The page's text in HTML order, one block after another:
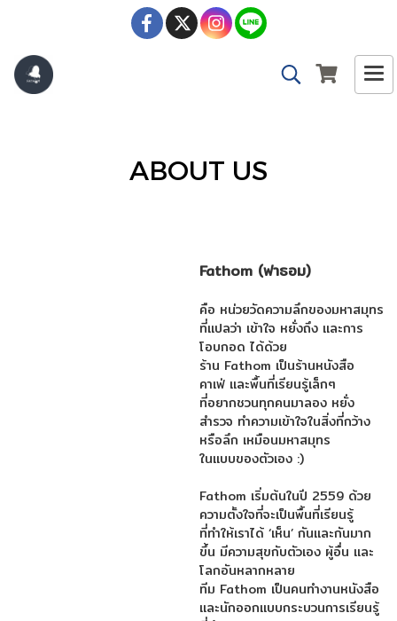
ABOUT US
Fathom (ฟาธอม)
คือ หน่วยวัดความลึกของมหาสมุทร
ที่แปลว่า เข้าใจ หยั่งถึง และการ
โอบกอด ได้ด้วย
ร้าน Fathom เป็นร้านหนังสือ
คาเฟ่ และพื้นที่เรียนรู้เล็กๆ
ที่อยากชวนทุกคนมาลอง หยั่ง
สำรวจ ทำความเข้าใจในสิ่งที่กว้าง
หรือลึก เหมือนมหาสมุทร
ในแบบของตัวเอง :)
Fathom เริ่มต้นในปี 2559 ด้วย
ความตั้งใจที่จะเป็นพื้นที่เรียนรู้
ที่ทำให้เราได้ ‘เห็น’ กันและกันมาก
ขึ้น มีความสุขกับตัวเอง ผู้อื่น และ
โลกอันหลากหลาย
ทีม Fathom เป็นคนทำงานหนังสือ
และนักออกแบบกระบวนการเรียนรู้